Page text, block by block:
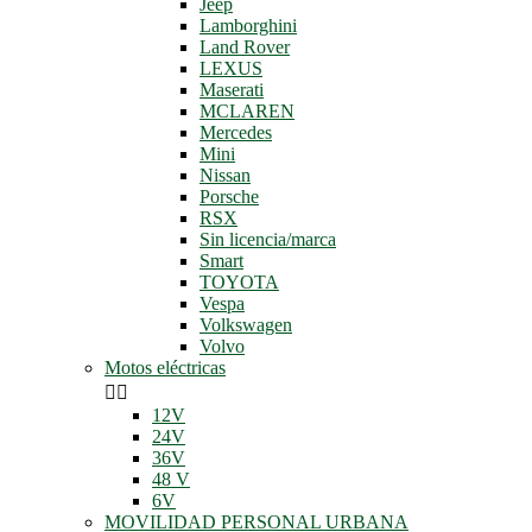
Jeep
Lamborghini
Land Rover
LEXUS
Maserati
MCLAREN
Mercedes
Mini
Nissan
Porsche
RSX
Sin licencia/marca
Smart
TOYOTA
Vespa
Volkswagen
Volvo
Motos eléctricas
 
12V
24V
36V
48 V
6V
MOVILIDAD PERSONAL URBANA